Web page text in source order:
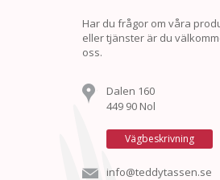
Har du frågor om våra
eller tjänster är du
oss.
Dalen 160
449 90 Nol
Vägbeskrivning
info@teddytassen.se